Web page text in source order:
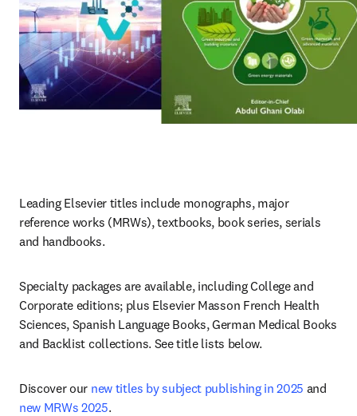
Leading Elsevier titles include monographs, major
reference works (MRWs), textbooks, book series, serials
and handbooks.
Specialty packages are available, including College and
Corporate editions; plus Elsevier Masson French Health
Sciences, Spanish Language Books, German Medical Books
and Backlist collections. See title lists below.
Discover our new titles by subject publishing in 2025
new MRWs 2025.